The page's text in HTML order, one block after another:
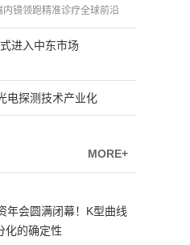
镜领跑精准诊疗全球前沿
进入中东市场
电探测技术产业化
MORE+
年会圆满闭幕！K型曲线
化的确定性